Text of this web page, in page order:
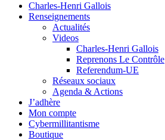
Charles-Henri Gallois
Renseignements
Actualités
Videos
Charles-Henri Gallois
Reprenons Le Contrôle
Referendum-UE
Réseaux sociaux
Agenda & Actions
J’adhère
Mon compte
Cybermillitantisme
Boutique